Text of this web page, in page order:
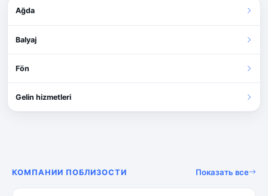
Ağda
Balyaj
Fön
Gelin hizmetleri
КОМПАНИИ ПОБЛИЗОСТИ Показать все